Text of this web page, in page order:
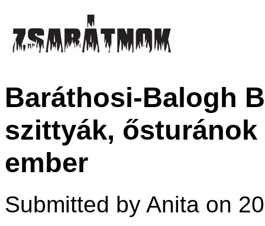
Baráthosi-Balogh
szittyák,
ember
Submitted by Anita on